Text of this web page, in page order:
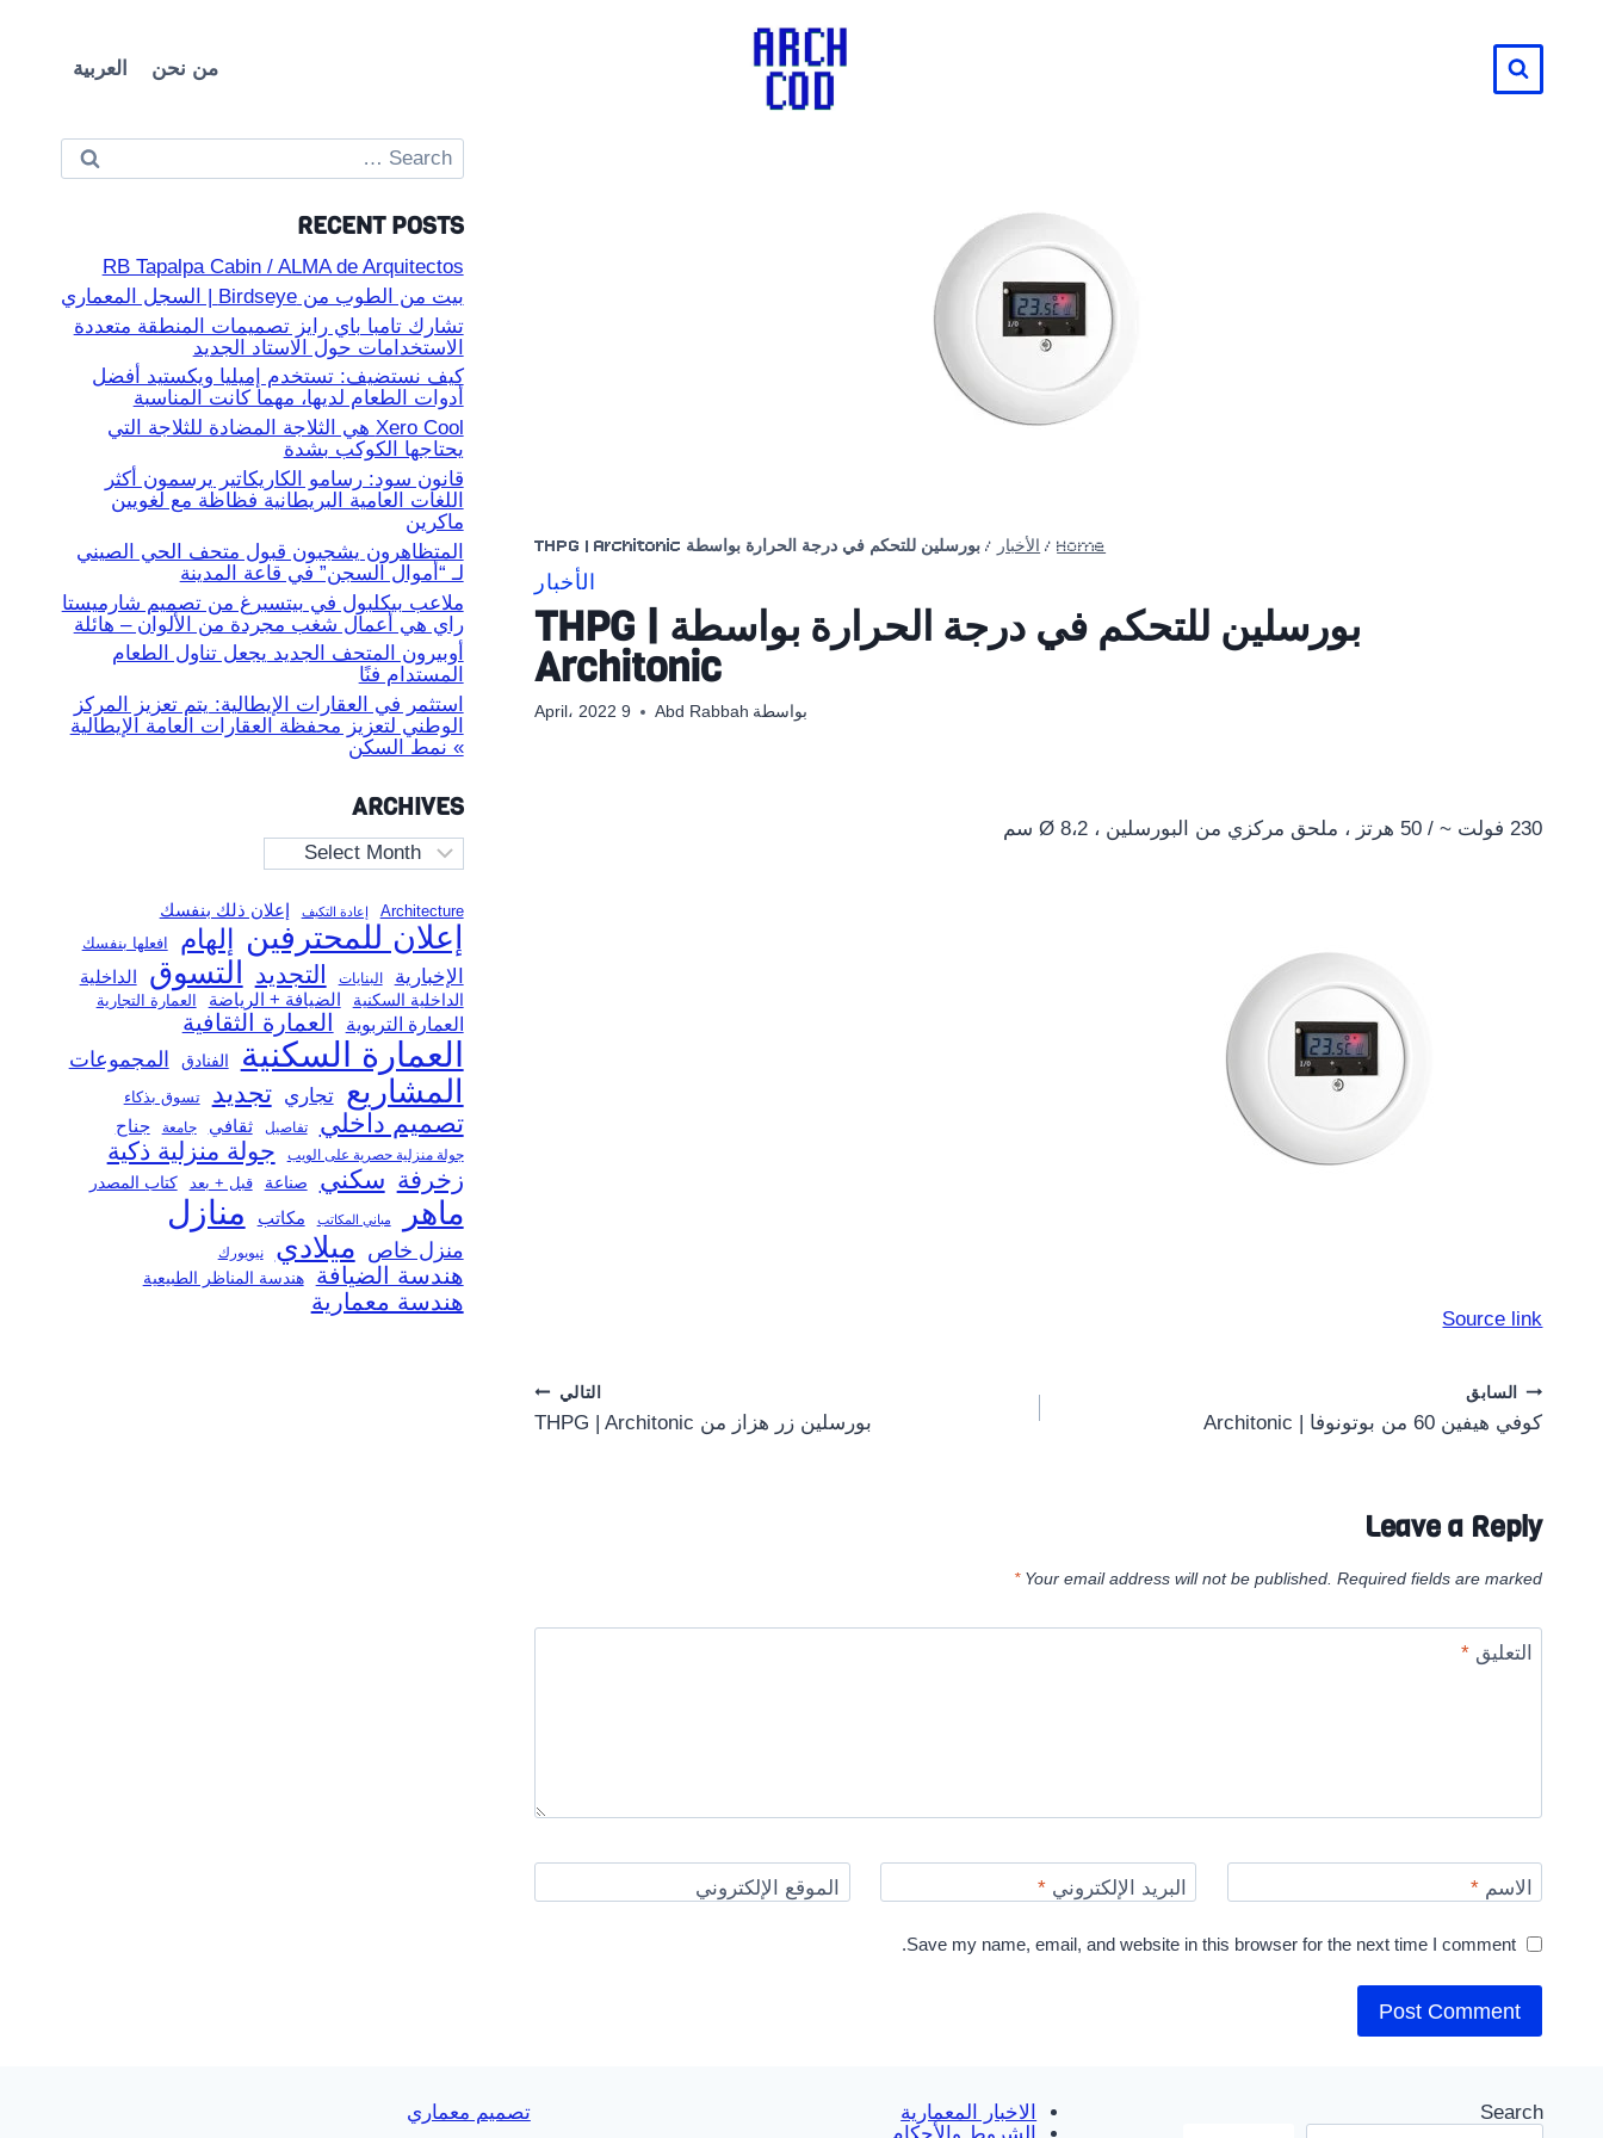
المحتوى
من نحن العربية
Home
/ الأخبار / بورسلين للتحكم في درجة الحرارة بواسطة THPG | Architonic
الأخبار
بورسلين للتحكم في درجة الحرارة بواسطة THPG |
Architonic
بواسطة Abd Rabbah 9 April، 2022
230 فولت ~ / 50 هرتز ، ملحق مركزي من البورسلين ، Ø 8،2 سم
Source link
Post
السابق
كوفي هيفين 60 من بوتونوفا | Architonic
التالي
بورسلين زر هزاز من THPG | Architonic
Leave a Reply
Your email address will not be published. Required fields are marked
*
التعليق*
الاسم* البريد الإلكتروني* الموقع الإلكتروني
Save my name, email, and website in this browser for the next time I comment.
Search
for:
RECENT POSTS
RB Tapalpa Cabin / ALMA de Arquitectos
بيت من الطوب من Birdseye | السجل المعماري
تشارك تامبا باي رايز تصميمات المنطقة متعددة
الاستخدامات حول الاستاد الجديد
كيف نستضيف: تستخدم إميليا ويكستيد أفضل
أدوات الطعام لديها، مهما كانت المناسبة
Xero Cool هي الثلاجة المضادة للثلاجة التي
يحتاجها الكوكب بشدة
قانون سود: رسامو الكاريكاتير يرسمون أكثر
اللغات العامية البريطانية فظاظة مع لغويين
ماكرين
المتظاهرون يشجبون قبول متحف الحي الصيني
لـ “أموال السجن” في قاعة المدينة
ملاعب بيكلبول في بيتسبرغ من تصميم شارميستا
راي هي أعمال شغب مجردة من الألوان – هائلة
أوبيرون المتحف الجديد يجعل تناول الطعام
المستدام فنًا
استثمر في العقارات الإيطالية: يتم تعزيز المركز
الوطني لتعزيز محفظة العقارات العامة الإيطالية
» نمط السكن
ARCHIVES
Archives
Architecture إعادة التكيف إعلان ذلك بنفسك
إعلان للمحترفين إلهام افعلها بنفسك
الإخبارية البنايات التجديد التسوق الداخلية
الداخلية السكنية الضيافة + الرياضة العمارة التجارية
العمارة التربوية العمارة الثقافية
العمارة السكنية الفنادق المجموعات
المشاريع تجاري تجديد تسوق بذكاء
تصميم داخلي تفاصيل ثقافي جامعة جناح
جولة منزلية حصرية على الويب
جولة منزلية ذكية
زخرفة سكني صناعة قبل + بعد كتاب المصدر
ماهر مباني المكاتب مكاتب منازل
منزل خاص ميلادي نيويورك
هندسة الضيافة هندسة المناظر الطبيعية
هندسة معمارية
Search
الاخبار المعمارية
تصميم معماري